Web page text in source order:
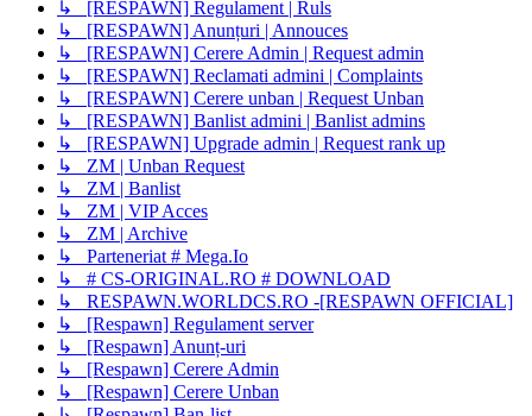
↳ [RESPAWN] Regulament | Ruls
↳ [RESPAWN] Anunțuri | Annouces
↳ [RESPAWN] Cerere Admin | Request admin
↳ [RESPAWN] Reclamati admini | Complaints
↳ [RESPAWN] Cerere unban | Request Unban
↳ [RESPAWN] Banlist admini | Banlist admins
↳ [RESPAWN] Upgrade admin | Request rank up
↳ ZM | Unban Request
↳ ZM | Banlist
↳ ZM | VIP Acces
↳ ZM | Archive
↳ Parteneriat # Mega.Io
↳ # CS-ORIGINAL.RO # DOWNLOAD
↳ RESPAWN.WORLDCS.RO -[RESPAWN OFFICIAL]
↳ [Respawn] Regulament server
↳ [Respawn] Anunț-uri
↳ [Respawn] Cerere Admin
↳ [Respawn] Cerere Unban